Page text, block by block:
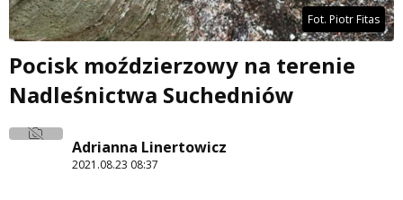
Fot. Piotr Fitas
Pocisk moździerzowy na terenie
Nadleśnictwa Suchedniów
Adrianna Linertowicz
2021.08.23 08:37